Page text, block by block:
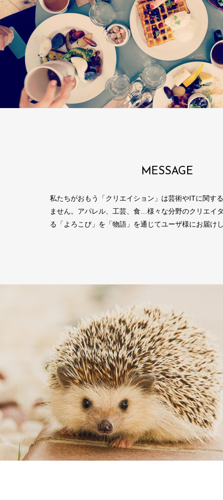
MESSAGE
私たちがおもう「クリエイション」は芸術やITに関す
ません。アパレル、工芸、食…様々な分野のクリエイ
る「よろこび」を「物語」を通じてユーザ様にお届け